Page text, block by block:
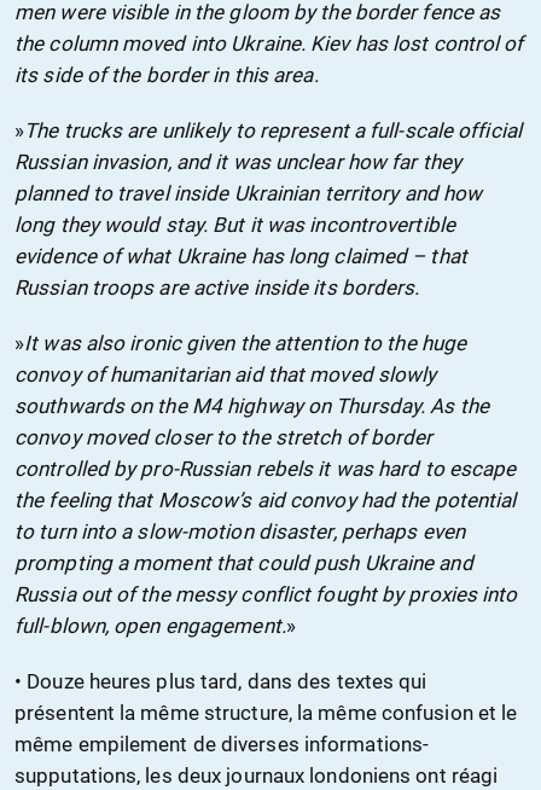
men were visible in the gloom by the border fence as
the column moved into Ukraine. Kiev has lost control of
its side of the border in this area.
»The trucks are unlikely to represent a full-scale official
Russian invasion, and it was unclear how far they
planned to travel inside Ukrainian territory and how
long they would stay. But it was incontrovertible
evidence of what Ukraine has long claimed – that
Russian troops are active inside its borders.
»It was also ironic given the attention to the huge
convoy of humanitarian aid that moved slowly
southwards on the M4 highway on Thursday. As the
convoy moved closer to the stretch of border
controlled by pro-Russian rebels it was hard to escape
the feeling that Moscow’s aid convoy had the potential
to turn into a slow-motion disaster, perhaps even
prompting a moment that could push Ukraine and
Russia out of the messy conflict fought by proxies into
full-blown, open engagement.»
• Douze heures plus tard, dans des textes qui
présentent la même structure, la même confusion et le
même empilement de diverses informations-
supputations, les deux journaux londoniens ont réagi